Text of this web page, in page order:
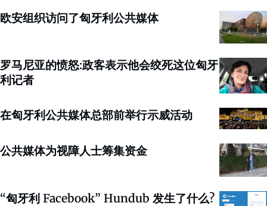
欧安组织访问了匈牙利公共媒体
罗马尼亚的愤怒:政客表示他会绞死这位匈牙
利记者
在匈牙利公共媒体总部前举行示威活动
公共媒体为视障人士筹集资金
“匈牙利 Facebook” Hundub 发生了什么?